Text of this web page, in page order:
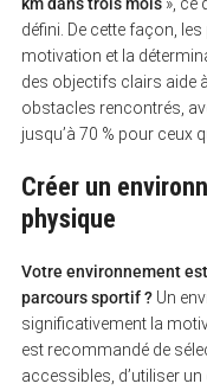
défini. De cette façon,
motivation et la
des objectifs clairs aide à
obstacles rencontrés,
jusqu’à 70 % pour ceux
Créer un
physique
Votre environnement
parcours sportif ?Un
significativement la
est recommandé de
accessibles, d’utiliser